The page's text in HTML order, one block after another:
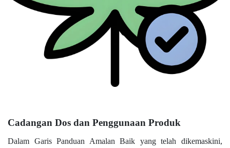
Cadangan Dos dan Penggunaan Produk
Dalam Garis Panduan Amalan Baik yang telah dikemaskini,